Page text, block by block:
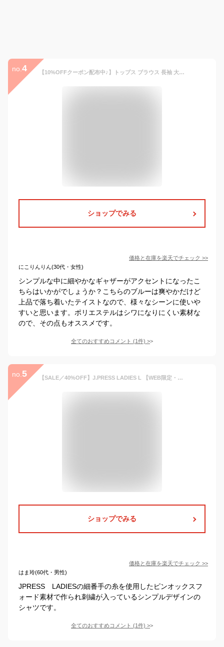
no. 4 【10%OFFクーポン配布中♪】トップス ブラウス 長袖 大きいサイズ オフィス きれいめ 再生ポリエステル バンドカラー ギャザー レディース Honeys ハニーズ バンドカラーブラウス
ショップでみる
価格と在庫を楽天でチェック >>
にこりんりん(30代・女性)
シンプルな中に細やかなギャザーがアクセントになったこ
ちらはいかがでしょうか？こちらのブルーは爽やかだけど
上品で落ち着いたテイストなので、様々なシーンに使いや
すいと思います。ポリエステルはシワになりにくい素材な
ので、その点もオススメです。
全てのおすすめコメント (1件) >
no. 5 【SALE／40%OFF】J.PRESS LADIES L 【WEB限定・洗える】クラシックピンオックス シャツ ジェイプレス トップス シャツ・ブラウス ホワイト イエロー ブルー【送料無料】
ショップでみる
価格と在庫を楽天でチェック >>
はま玲(60代・男性)
JPRESS LADIESの細番手の糸を使用したピンオックスフ
ォード素材で作られ刺繍が入っているシンプルデザインの
シャツです。
全てのおすすめコメント (1件) >